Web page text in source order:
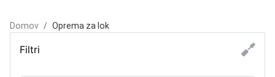
Domov Oprema za lok
Filtri